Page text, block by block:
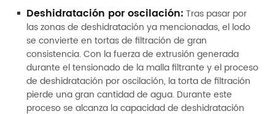
Deshidratación por oscilación: Tras pasar por
las zonas de deshidratación ya mencionadas, el lodo
se convierte en tortas de filtración de gran
consistencia. Con la fuerza de extrusión generada
durante el tensionado de la malla filtrante y el proceso
de deshidratación por oscilación, la torta de filtración
pierde una gran cantidad de agua. Durante este
proceso se alcanza la capacidad de deshidratación